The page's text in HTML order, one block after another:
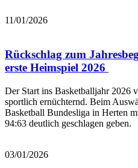
11/01/2026
Rückschlag zum
erste Heimspiel 2026
Der Start ins Basketballjahr 2026
sportlich ernüchternd. Beim
Basketball Bundesliga in Herten
94:63 deutlich geschlagen geben.
03/01/2026